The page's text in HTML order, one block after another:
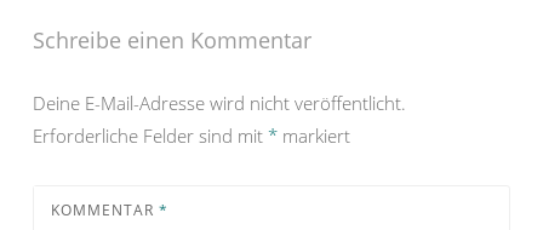
Schreibe einen Kommentar
Deine E-Mail-Adresse wird nicht veröffentlicht.
Erforderliche Felder sind mit * markiert
KOMMENTAR *